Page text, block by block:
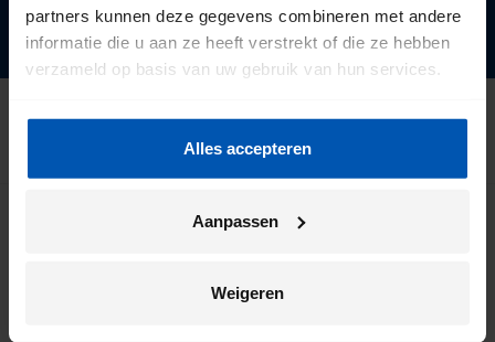
partners kunnen deze gegevens combineren met andere
informatie die u aan ze heeft verstrekt of die ze hebben
verzameld op basis van uw gebruik van hun services.
Alles accepteren
Aanpassen
Weigeren
TERUG NAAR BOVEN